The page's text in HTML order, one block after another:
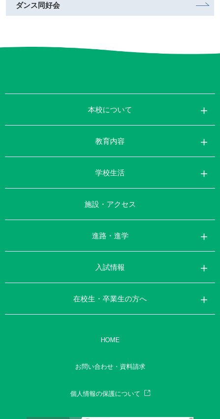
ダンス同好会
本校について
教育内容
学校生活
施設・アクセス
進路・進学
入試情報
在校生・卒業生の方へ
HOME
お問い合わせ・資料請求
個人情報の保護について